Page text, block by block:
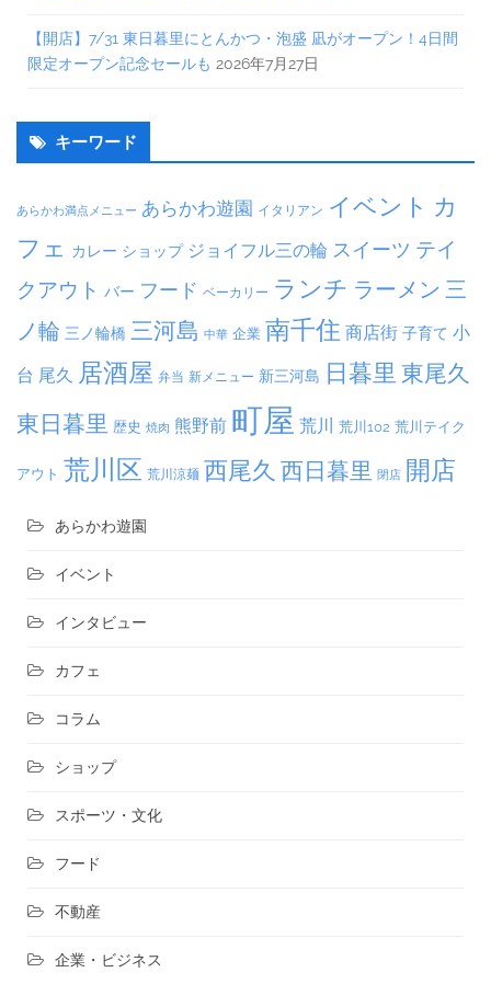
【開店】7/31 東日暮里にとんかつ・泡盛 凪がオープン！4日間
限定オープン記念セールも 2026年7月27日
キーワード
あらかわ満点メニュー あらかわ遊園 イタリアン イベント カ
フェ カレー ショップ ジョイフル三の輪 スイーツ テイ
クアウト バー フード ベーカリー ランチ ラーメン 三
ノ輪 三ノ輪橋 三河島 中華 企業 南千住 商店街 子育て 小
台 尾久 居酒屋 弁当 新メニュー 新三河島 日暮里 東尾久
東日暮里 歴史 焼肉 熊野前 町屋 荒川 荒川102 荒川テイク
アウト 荒川区 荒川涼麺 西尾久 西日暮里 閉店 開店
あらかわ遊園
イベント
インタビュー
カフェ
コラム
ショップ
スポーツ・文化
フード
不動産
企業・ビジネス